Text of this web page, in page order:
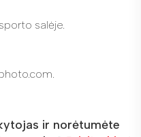
salėje.
ir norėtumėte